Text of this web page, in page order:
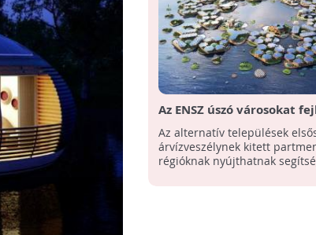
Az ENSZ úszó városokat
Az alternatív települések
árvízveszélynek kitett
régióknak nyújthatnak